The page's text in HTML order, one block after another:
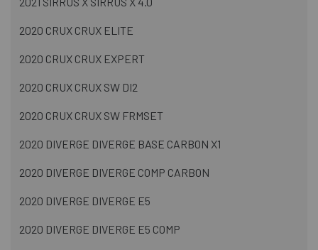
2020 CRUX CRUX ELITE
2020 CRUX CRUX EXPERT
2020 CRUX CRUX SW DI2
2020 CRUX CRUX SW FRMSET
2020 DIVERGE DIVERGE BASE CARBON X1
2020 DIVERGE DIVERGE COMP CARBON
2020 DIVERGE DIVERGE E5
2020 DIVERGE DIVERGE E5 COMP